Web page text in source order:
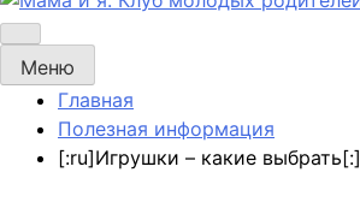
Мама и я. Клуб молодых родителей
Меню
Главная
Полезная информация
[:ru]Игрушки – какие выбрать[:]